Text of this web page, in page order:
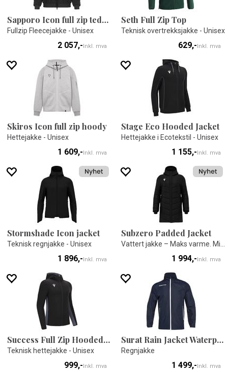
Sapporo Icon full zip teddy
Fullzip Fleecejakke - Unisex
2 057,-Inkl. mva
Seth Full Zip Top
Teknisk overtrekksjakke - Unisex
629,-Inkl. mva
Skiros Icon full zip hoody
Hettejakke - Unisex
1 609,-Inkl. mva
Stage Eco Hooded Jacket
Hettejakke i Ecotekstil - Unisex
1 155,-Inkl. mva
Stormshade Icon jacket
Teknisk regnjakke - Unisex
1 896,-Inkl. mva
Subzero Padded Jacket
1 994,-Inkl. mva
Success Full Zip Hooded Top
Teknisk hettejakke - Unisex
999,-Inkl. mva
Surat Rain Jacket Waterproof
Regnjakke
1 499,-Inkl. mva